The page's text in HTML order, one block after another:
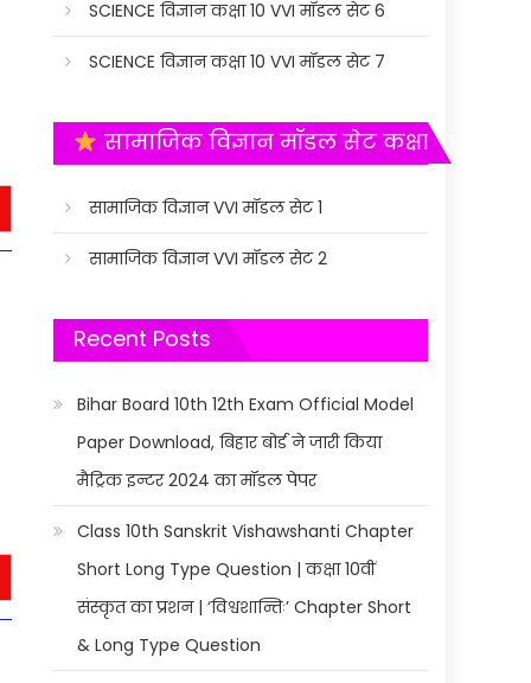
SCIENCE विज्ञान कक्षा 10 VVI मॉडल सेट 6
SCIENCE विज्ञान कक्षा 10 VVI मॉडल सेट 7
सामाजिक विज्ञान मॉडल सेट कक्षा 10
सामाजिक विज्ञान VVI मॉडल सेट 1
सामाजिक विज्ञान VVI मॉडल सेट 2
Recent Posts
Bihar Board 10th 12th Exam Official Model
Paper Download, बिहार बोर्ड ने जारी किया
मैट्रिक इन्टर 2024 का मॉडल पेपर
Class 10th Sanskrit Vishawshanti Chapter
Short Long Type Question | कक्षा 10वीं
संस्कृत का प्रशन | ‘विश्वशान्तिः’ Chapter Short
& Long Type Question